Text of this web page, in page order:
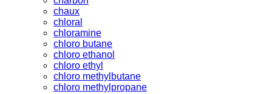
chaux
chloral
chloramine
chloro butane
chloro ethanol
chloro ethyl
chloro methylbutane
chloro methylpropane